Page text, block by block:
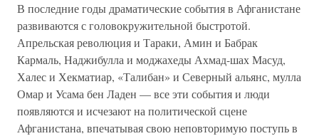
В последние годы драматические события в Афганистане
развиваются с головокружительной быстротой.
Апрельская революция и Тараки, Амин и Бабрак
Кармаль, Наджибулла и моджахеды Ахмад-шах Масуд,
Халес и Хекматиар, «Талибан» и Северный альянс, мулла
Омар и Усама бен Ладен — все эти события и люди
появляются и исчезают на политической сцене
Афганистана, впечатывая свою неповторимую поступь в